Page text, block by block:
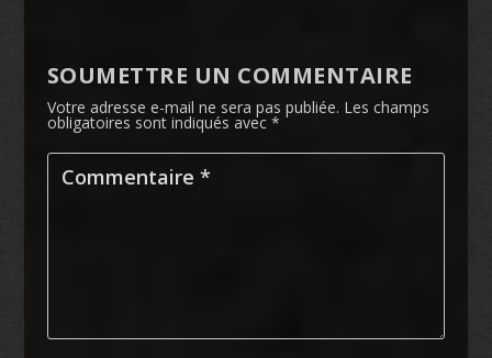
SOUMETTRE UN COMMENTAIRE
Votre adresse e-mail ne sera pas publiée. Les champs
obligatoires sont indiqués avec *